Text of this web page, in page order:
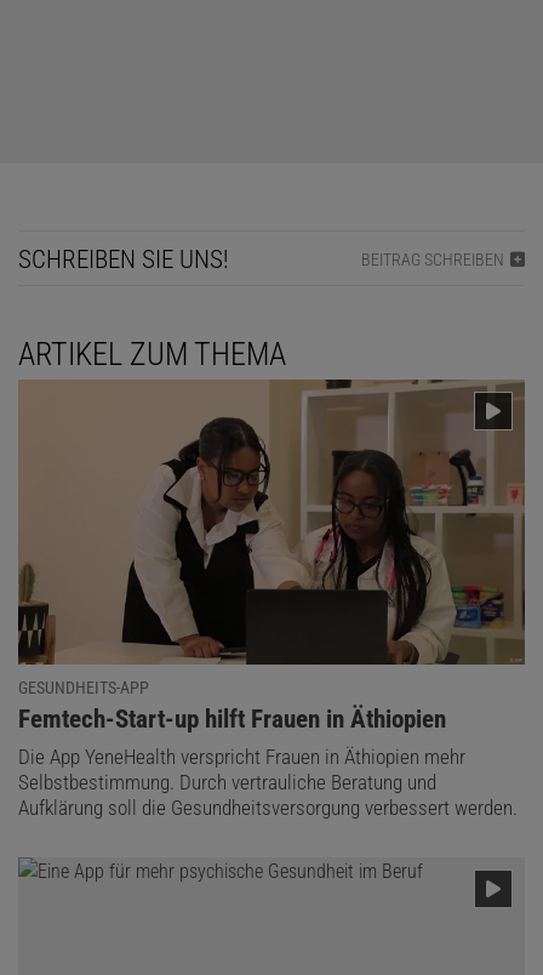
In die vier freien Felder müssen genau diese vier Zahlen
eingegeben werden.
Wenn keine eingegebene Zahl mit einer der Zufallszahlen
übereinstimmt, gilt der Versuch als gewonnen!
SCHREIBEN SIE UNS! BEITRAG SCHREIBEN
ARTIKEL ZUM THEMA
GESUNDHEITS-APP
:
Femtech-Start-up hilft Frauen in Äthiopien
Die App YeneHealth verspricht Frauen in Äthiopien mehr
Selbstbestimmung. Durch vertrauliche Beratung und
Aufklärung soll die Gesundheitsversorgung verbessert werden.